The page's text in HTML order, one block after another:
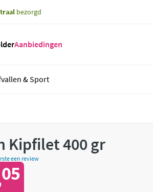
bezorgd
Aanbiedingen
& Sport
Kipfilet 400 gr
een review
05